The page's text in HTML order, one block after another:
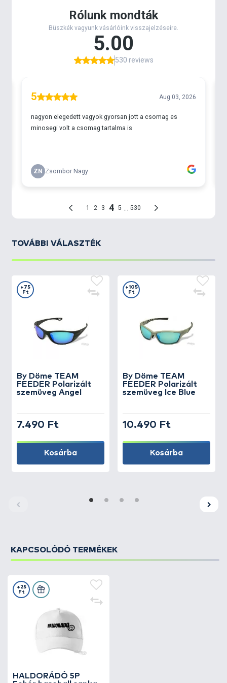
A műanyag keret puha tapintású és annyira szépen
kidolgozott, annyira rugalmas és fejre simuló, hogy
az összes többi napszemüveg a nyomába sem ér. A
lencsék - rendeltetésszerű használat mellett -, még
évek alatt sem karcolódnak meg és megőrzik
Lencse anyaga: karcálló polikarbonát (S15 TAC)
Tartozékok: kemény tok, törlőkendő
TOVÁBBI VÁLASZTÉK
By Döme TEAM
FEEDER Polarizált
szemüveg Angel
+75
Ft
7.490 Ft
Kosárba
By Döme TEAM
FEEDER Polarizált
szemüveg Ice Blue
+105
Ft
10.490 Ft
Kosárba
KAPCSOLÓDÓ TERMÉKEK
HALDORÁDÓ 5P
+25
Ft